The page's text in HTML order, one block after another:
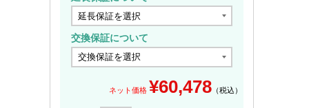
交換保証について
ネット価格 ¥60,478 （税込）